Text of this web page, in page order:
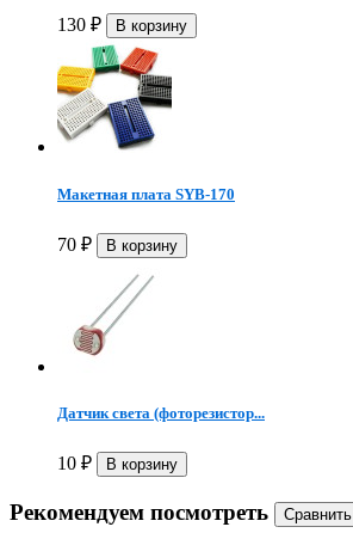
130 ₽
Макетная плата SYB-170
70 ₽
Датчик света (фоторезистор...
10 ₽
Рекомендуем посмотреть